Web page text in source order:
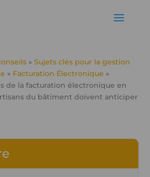
»Sujets clés pour la gestion
» Facturation Électronique »
de la facturation électronique en
du bâtiment doivent anticiper